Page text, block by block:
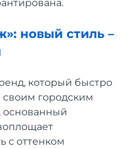
новый стиль –
который быстро
городским
с оттенком